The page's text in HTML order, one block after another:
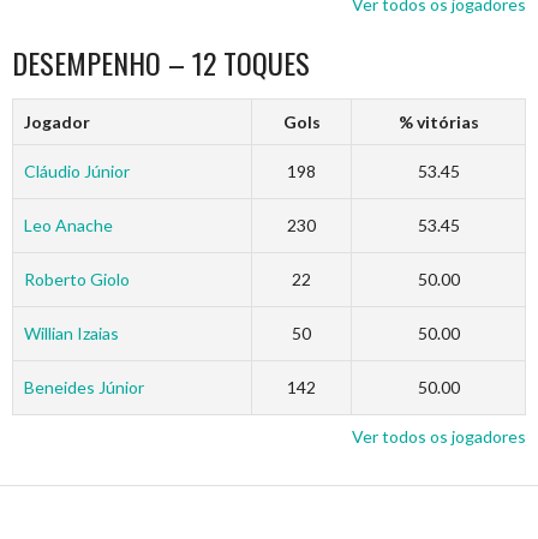
DESEMPENHO – 12 TOQUES
Jogador Gols % vitórias
Cláudio Júnior 198 53.45
Leo Anache 230 53.45
Roberto Giolo 22 50.00
Willian Izaias 50 50.00
Beneides Júnior 142 50.00
Ver todos os jogadores